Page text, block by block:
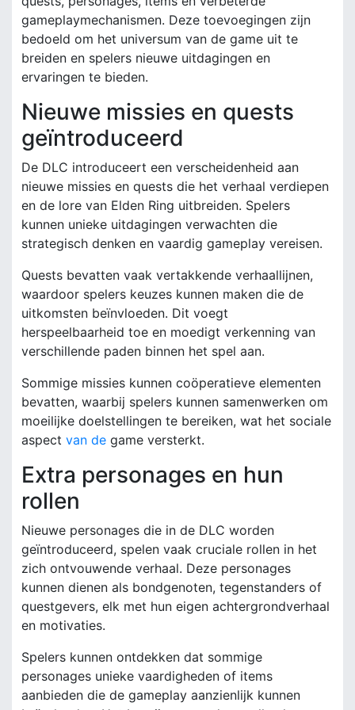
gameplaymechanismen. Deze toevoegingen zijn
bedoeld om het universum van de game uit te
breiden en spelers nieuwe uitdagingen en
ervaringen te bieden.
Nieuwe missies en quests
geïntroduceerd
De DLC introduceert een verscheidenheid aan
nieuwe missies en quests die het verhaal verdiepen
en de lore van Elden Ring uitbreiden. Spelers
kunnen unieke uitdagingen verwachten die
strategisch denken en vaardig gameplay vereisen.
Quests bevatten vaak vertakkende verhaallijnen,
waardoor spelers keuzes kunnen maken die de
uitkomsten beïnvloeden. Dit voegt
herspeelbaarheid toe en moedigt verkenning van
verschillende paden binnen het spel aan.
Sommige missies kunnen coöperatieve elementen
bevatten, waarbij spelers kunnen samenwerken om
moeilijke doelstellingen te bereiken, wat het sociale
aspect van de game versterkt.
Extra personages en hun
rollen
Nieuwe personages die in de DLC worden
geïntroduceerd, spelen vaak cruciale rollen in het
zich ontvouwende verhaal. Deze personages
kunnen dienen als bondgenoten, tegenstanders of
questgevers, elk met hun eigen achtergrondverhaal
en motivaties.
Spelers kunnen ontdekken dat sommige
personages unieke vaardigheden of items
aanbieden die de gameplay aanzienlijk kunnen